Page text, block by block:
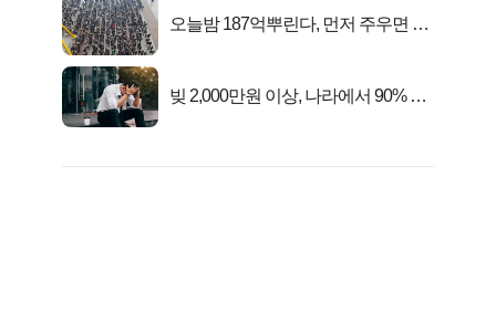
오늘밤 187억뿌린다, 먼저 주우면 최
빚 2,000만원 이상, 나라에서 90% 갚